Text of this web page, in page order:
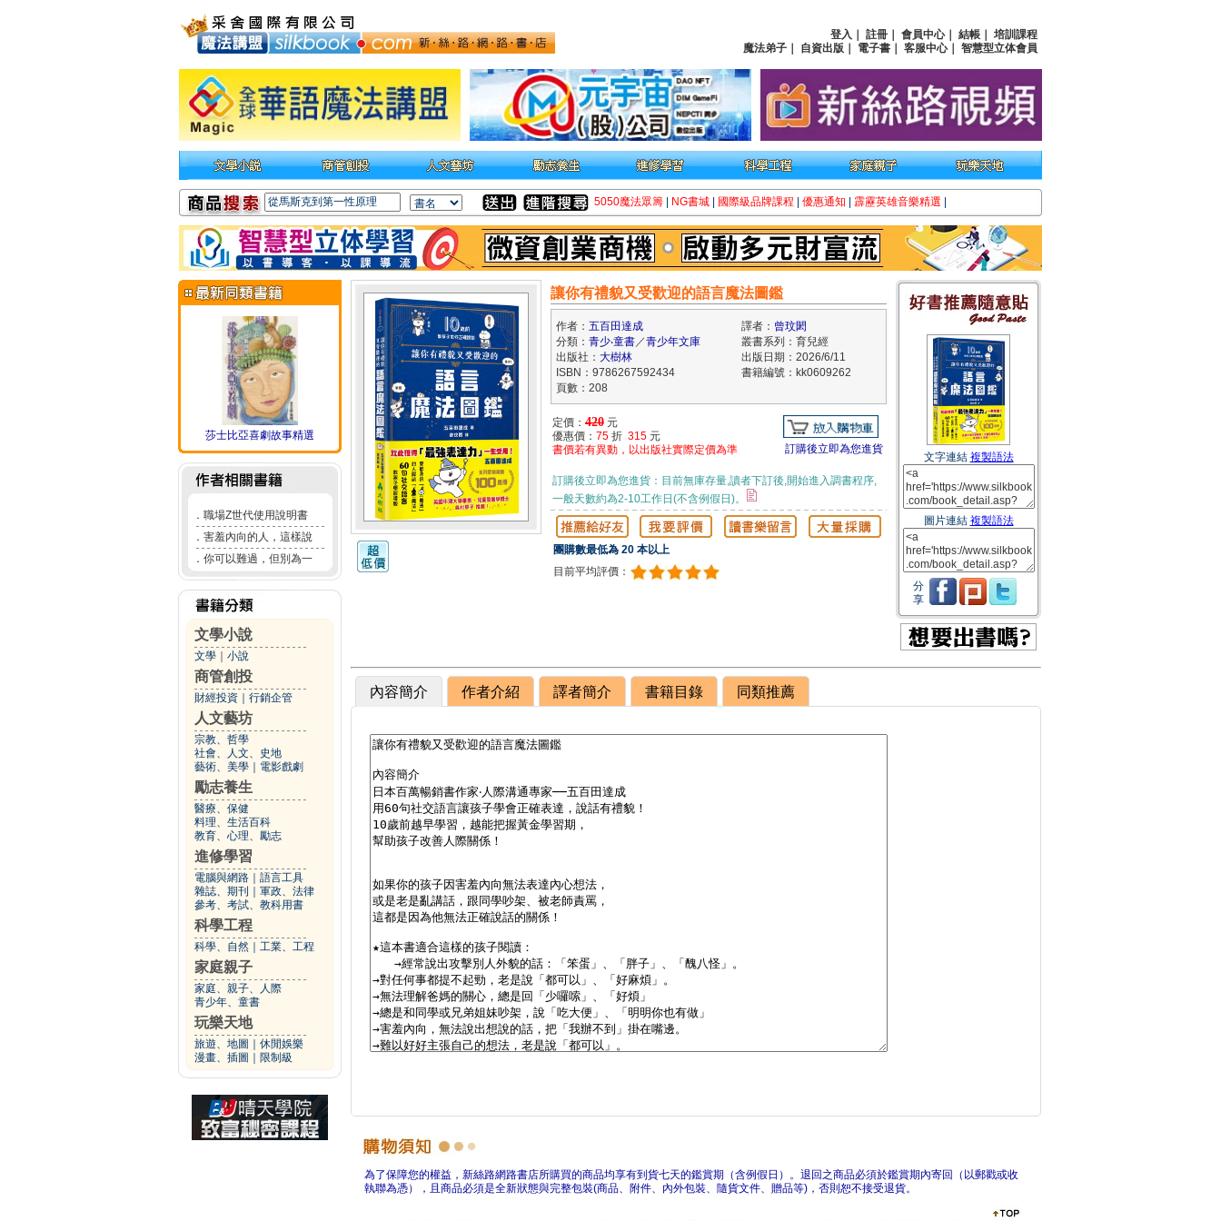
登入 註冊 會員中心｜ 結帳
培訓課程
魔法弟子
自資出版 電子書 客服中心｜ 智慧型立体會員
5050魔法眾籌 NG書城 國際級品牌課程 優惠通知 霹靂英雄音樂精選
莎士比亞喜劇故事精選
． 職場Z世代使用說明書
． 害羞內向的人，這樣說
． 你可以難過，但別為一
文學小說
文學 小說
商管創投
財經投資 行銷企管
人文藝坊
宗教、哲學
社會、人文、史地
藝術、美學
電影戲劇
勵志養生
醫療、保健
料理、生活百科
教育、心理、勵志
進修學習
電腦與網路
語言工具
雜誌、期刊
軍政、法律
參考、考試、教科用書
科學工程
科學、自然 工業、工程
家庭親子
家庭、親子、人際
青少年、童書
玩樂天地
旅遊、地圖
休閒娛樂
漫畫、插圖
限制級
讓你有禮貌又受歡迎的語言魔法圖鑑
作者： 五百田達成 譯者： 曾玟閎
分類： 青少‧童書／青少年文庫
叢書系列：育兒經
出版社： 大樹林
出版日期：2026/6/11
ISBN：9786267592434
書籍編號：kk0609262
頁數：208
定價： 420 元
優惠價： 75 折 315 元
書價若有異動，以出版社實際定價為準
訂購後立即為您進貨
訂購後立即為您進貨：目前無庫存量,讀者下訂後,開始進入調書程序,
一般天數約為2-10工作日(不含例假日)。
團購數最低為 20 本以上
目前平均評價：
文字連結 複製語法
圖片連結 複製語法
分
享
內容簡介 作者介紹 譯者簡介 書籍目錄 同類推薦
為了保障您的權益，新絲路網路書店所購買的商品均享有到貨七天的鑑賞期（含例假日）。退回之商品必須於鑑賞期內寄回（以郵戳或收
執聯為憑），且商品必須是全新狀態與完整包裝(商品、附件、內外包裝、隨貨文件、贈品等)，否則恕不接受退貨。